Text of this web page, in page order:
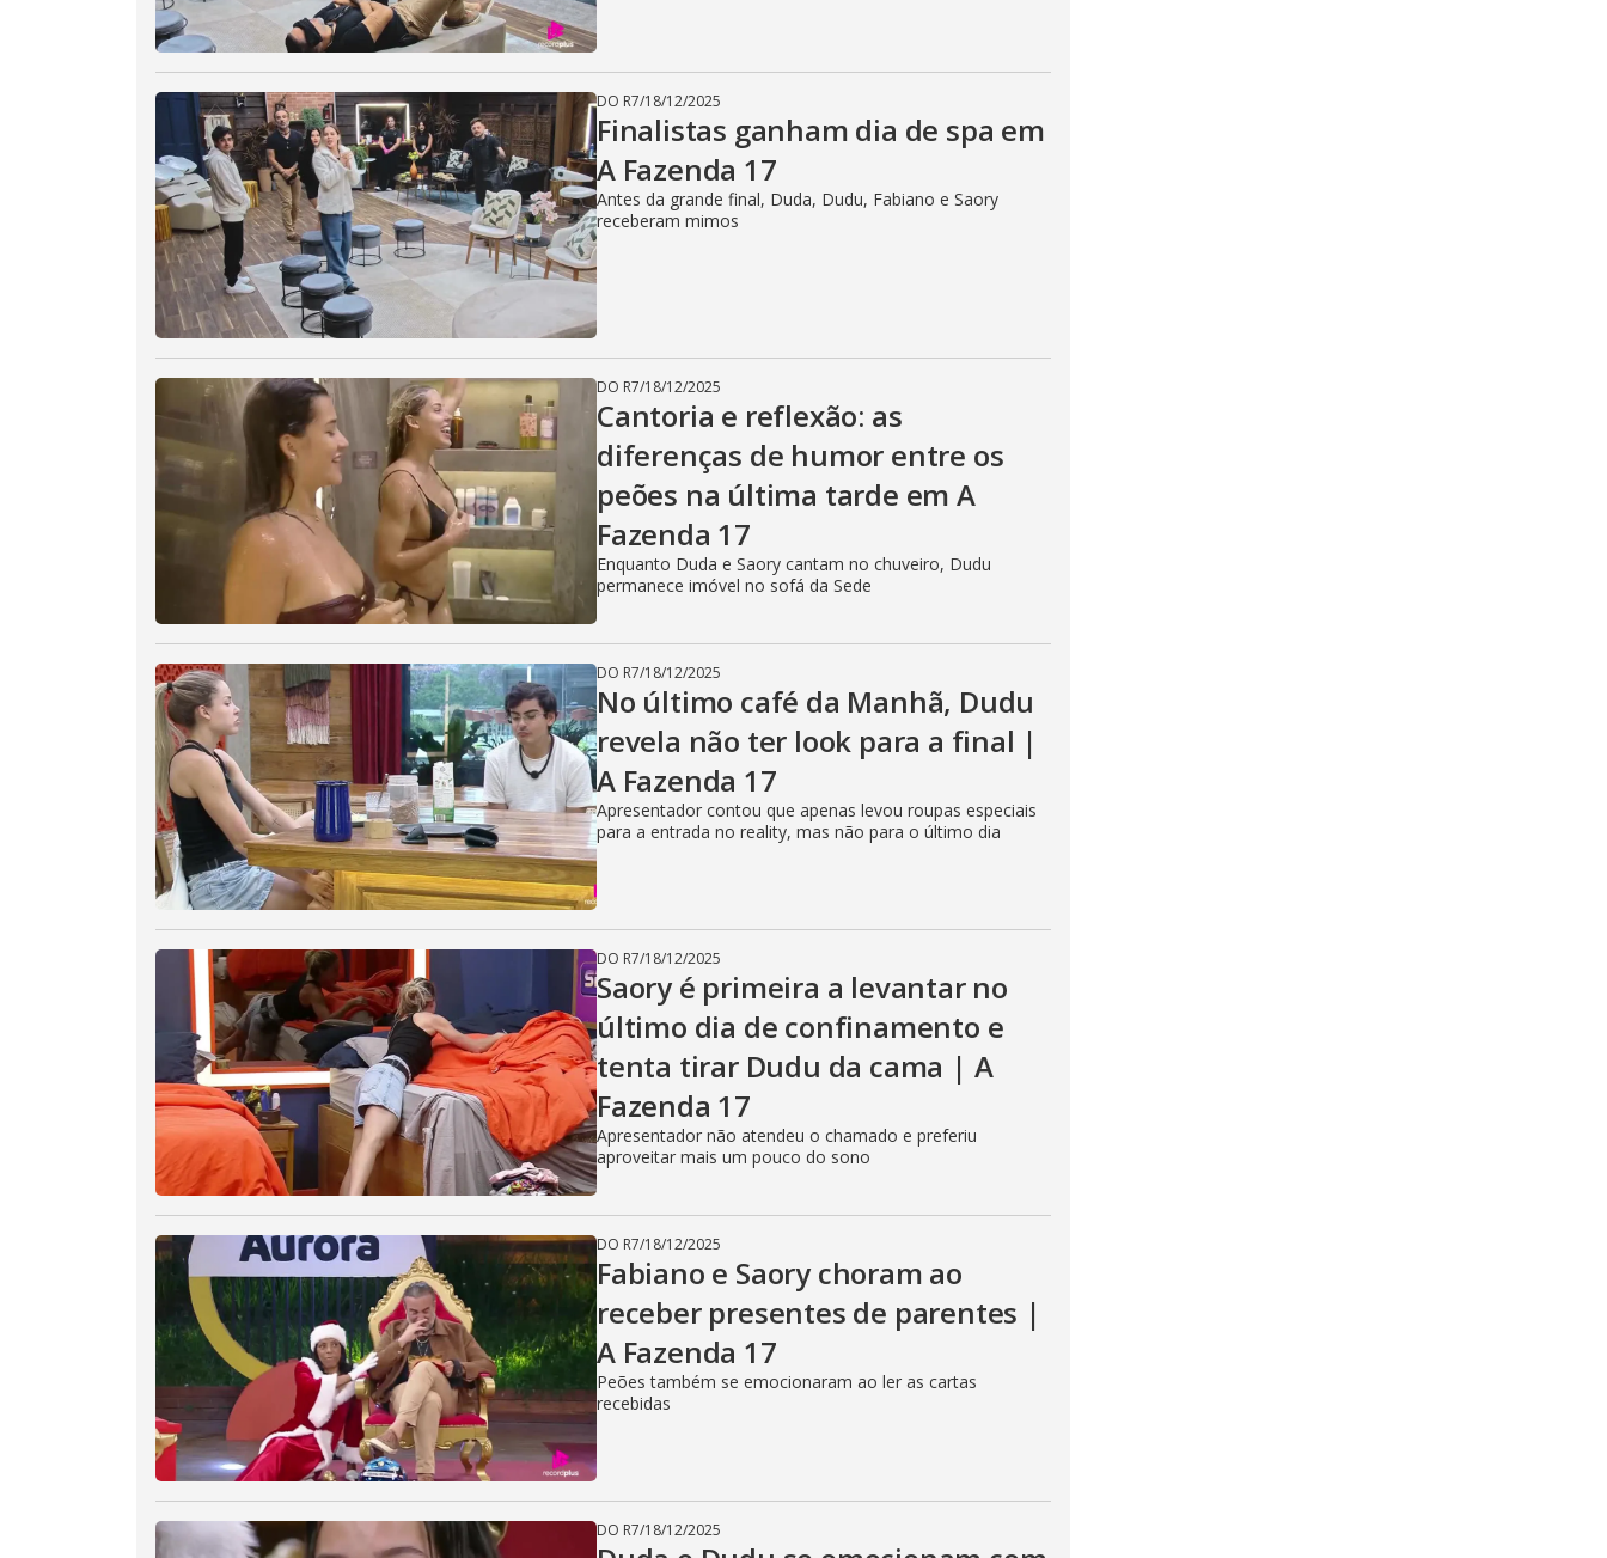
DO R7/18/12/2025
Finalistas ganham dia de spa em
A Fazenda 17
Antes da grande final, Duda, Dudu, Fabiano e Saory
receberam mimos
DO R7/18/12/2025
Cantoria e reflexão: as
diferenças de humor entre os
peões na última tarde em A
Fazenda 17
Enquanto Duda e Saory cantam no chuveiro, Dudu
permanece imóvel no sofá da Sede
DO R7/18/12/2025
No último café da Manhã, Dudu
revela não ter look para a final |
A Fazenda 17
Apresentador contou que apenas levou roupas especiais
para a entrada no reality, mas não para o último dia
DO R7/18/12/2025
Saory é primeira a levantar no
último dia de confinamento e
tenta tirar Dudu da cama | A
Fazenda 17
Apresentador não atendeu o chamado e preferiu
aproveitar mais um pouco do sono
DO R7/18/12/2025
Fabiano e Saory choram ao
receber presentes de parentes |
A Fazenda 17
Peões também se emocionaram ao ler as cartas
recebidas
DO R7/18/12/2025